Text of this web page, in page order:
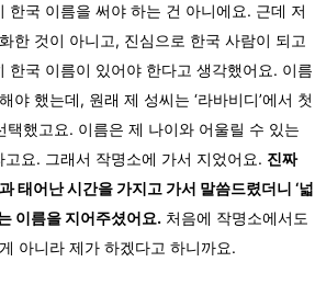
한국 이름을 써야 하는 건 아니에요. 근데 저
한 것이 아니고, 진심으로 한국 사람이 되고
한국 이름이 있어야 한다고 생각했어요. 이름
야 했는데, 원래 제 성씨는 ‘라바비디’에서 첫
택했고요. 이름은 제 나이와 어울릴 수 있는
요. 그래서 작명소에 가서 지었어요. 진짜
태어난 시간을 가지고 가서 말씀드렸더니 ‘넓
이름을 지어주셨어요. 처음에 작명소에서도
아니라 제가 하겠다고 하니까요.